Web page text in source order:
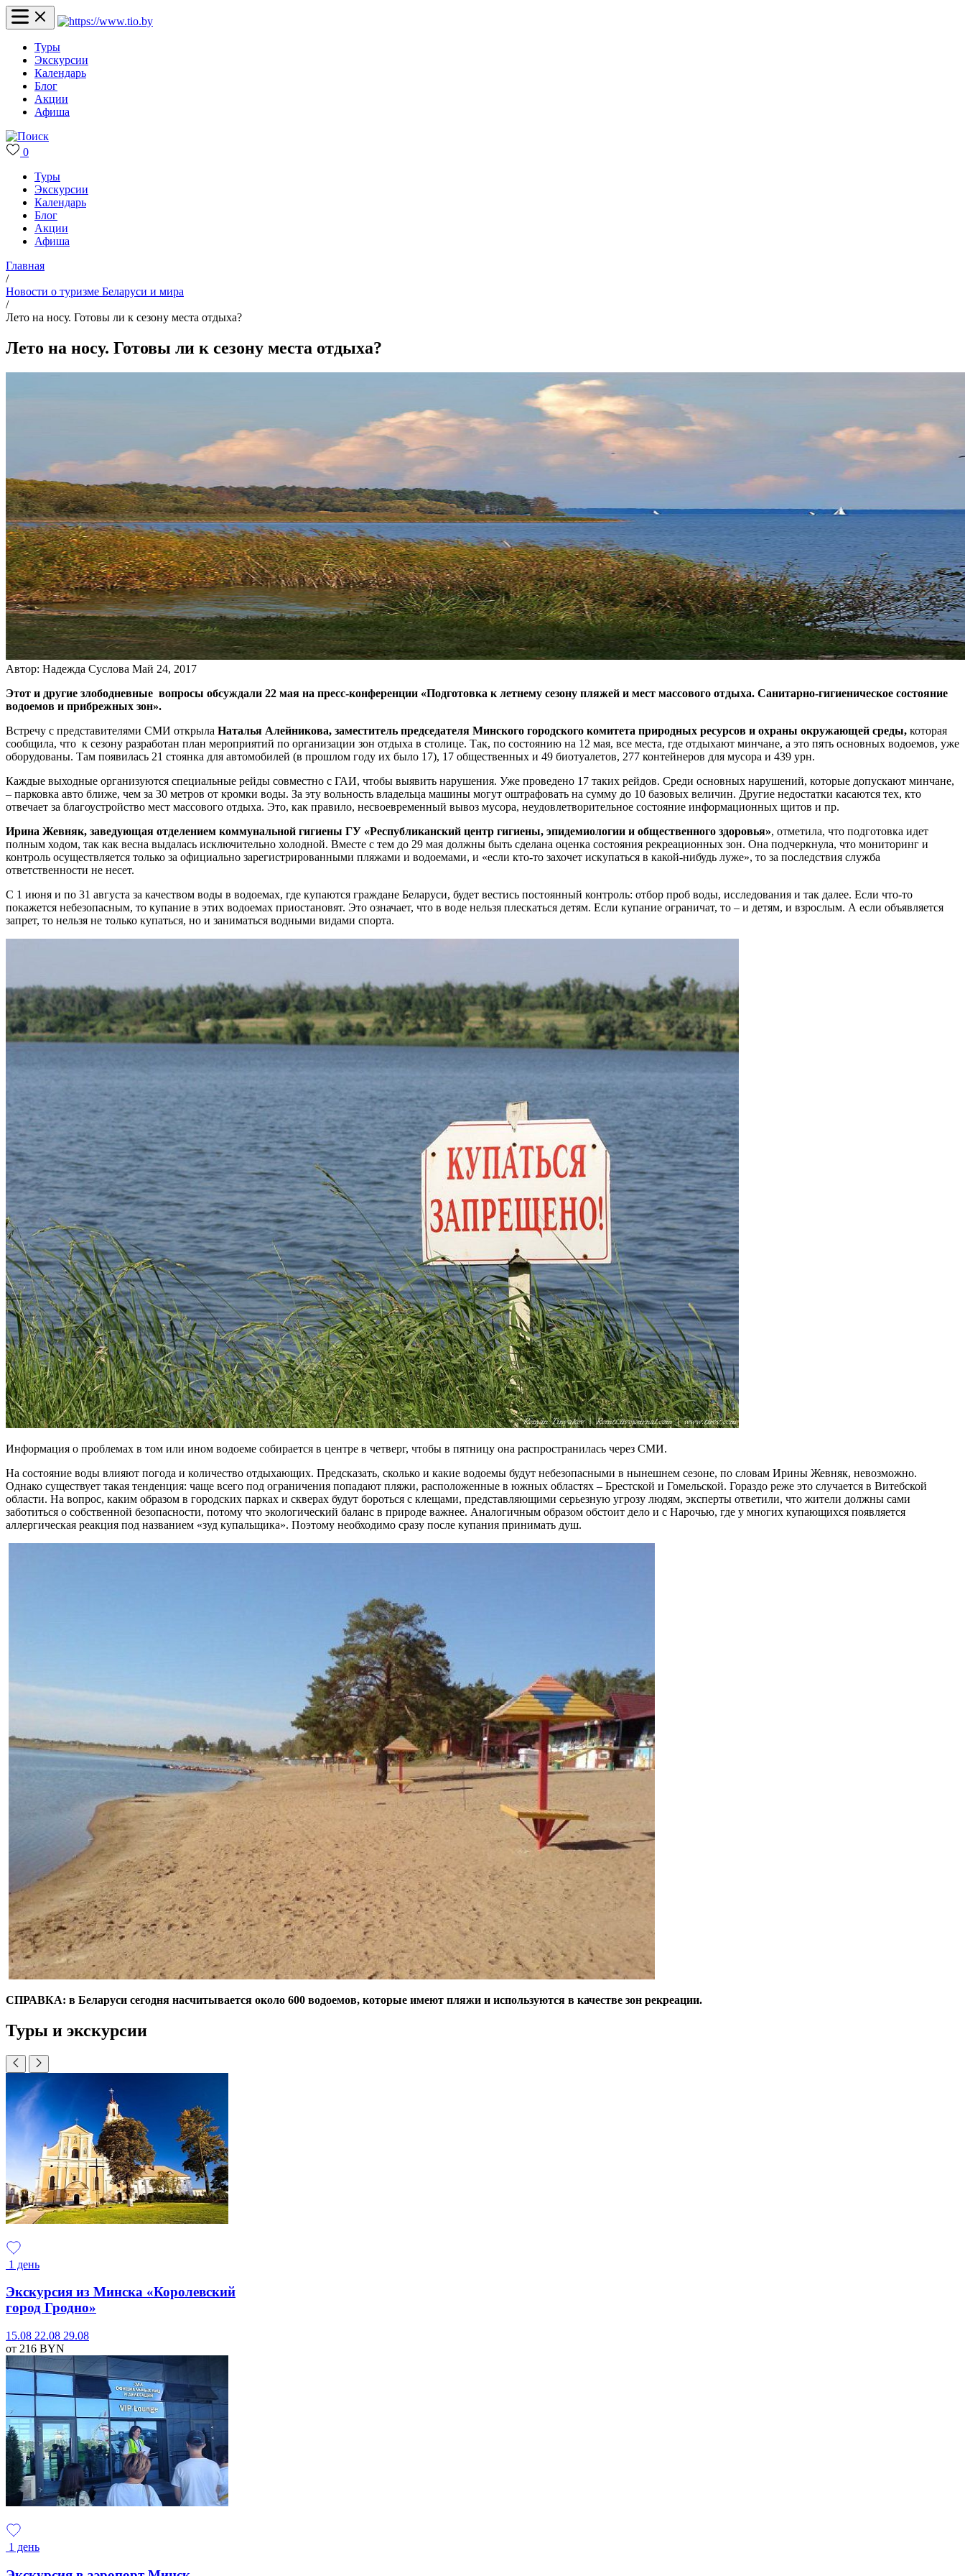
Туры
Экскурсии
Календарь
Блог
Акции
Афиша
0
Туры
Экскурсии
Календарь
Блог
Акции
Афиша
Главная
/
Новости о туризме Беларуси и мира
/
Лето на носу. Готовы ли к сезону места отдыха?
Лето на носу. Готовы ли к сезону места отдыха?
Автор: Надежда Суслова Май 24, 2017
Этот и другие злободневные вопросы обсуждали 22 мая на пресс-конференции «Подготовка к летнему сезону пляжей и мест массового отдыха. Санитарно-гигиеническое состояние
водоемов и прибрежных зон».
​Встречу с представителями СМИ открыла Наталья Алейникова, заместитель председателя Минского городского комитета природных ресурсов и охраны окружающей среды, которая
сообщила, что к сезону разработан план мероприятий по организации зон отдыха в столице. Так, по состоянию на 12 мая, все места, где отдыхают минчане, а это пять основных водоемов, уже
оборудованы. Там появилась 21 стоянка для автомобилей (в прошлом году их было 17), 17 общественных и 49 биотуалетов, 277 контейнеров для мусора и 439 урн.
Каждые выходные организуются специальные рейды совместно с ГАИ, чтобы выявить нарушения. Уже проведено 17 таких рейдов. Среди основных нарушений, которые допускают минчане,
– парковка авто ближе, чем за 30 метров от кромки воды. За эту вольность владельца машины могут оштрафовать на сумму до 10 базовых величин. Другие недостатки касаются тех, кто
отвечает за благоустройство мест массового отдыха. Это, как правило, несвоевременный вывоз мусора, неудовлетворительное состояние информационных щитов и пр.
Ирина Жевняк, заведующая отделением коммунальной гигиены ГУ «Республиканский центр гигиены, эпидемиологии и общественного здоровья», отметила, что подготовка идет
полным ходом, так как весна выдалась исключительно холодной. Вместе с тем до 29 мая должны быть сделана оценка состояния рекреационных зон. Она подчеркнула, что мониторинг и
контроль осуществляется только за официально зарегистрированными пляжами и водоемами, и «если кто-то захочет искупаться в какой-нибудь луже», то за последствия служба
ответственности не несет.
С 1 июня и по 31 августа за качеством воды в водоемах, где купаются граждане Беларуси, будет вестись постоянный контроль: отбор проб воды, исследования и так далее. Если что-то
покажется небезопасным, то купание в этих водоемах приостановят. Это означает, что в воде нельзя плескаться детям. Если купание ограничат, то – и детям, и взрослым. А если объявляется
запрет, то нельзя не только купаться, но и заниматься водными видами спорта.
Информация о проблемах в том или ином водоеме собирается в центре в четверг, чтобы в пятницу она распространилась через СМИ.
На состояние воды влияют погода и количество отдыхающих. Предсказать, сколько и какие водоемы будут небезопасными в нынешнем сезоне, по словам Ирины Жевняк, невозможно.
Однако существует такая тенденция: чаще всего под ограничения попадают пляжи, расположенные в южных областях – Брестской и Гомельской. Гораздо реже это случается в Витебской
области. На вопрос, каким образом в городских парках и скверах будут бороться с клещами, представляющими серьезную угрозу людям, эксперты ответили, что жители должны сами
заботиться о собственной безопасности, потому что экологический баланс в природе важнее. Аналогичным образом обстоит дело и с Нарочью, где у многих купающихся появляется
аллергическая реакция под названием «зуд купальщика». Поэтому необходимо сразу после купания принимать душ.
СПРАВКА: в Беларуси сегодня насчитывается около 600 водоемов, которые имеют пляжи и используются в качестве зон рекреации.
Туры и экскурсии
1 день
Экскурсия из Минска «Королевский
город Гродно»
15.08 22.08 29.08
от 216 BYN
1 день